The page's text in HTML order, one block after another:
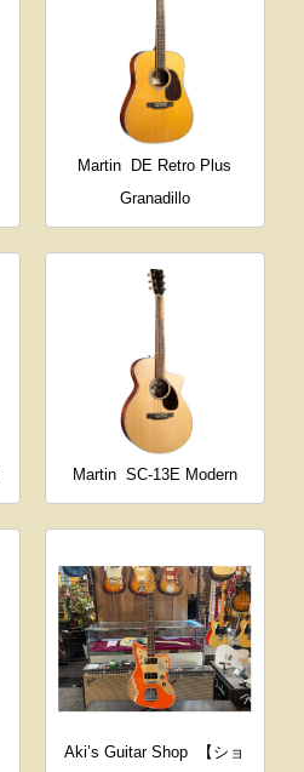
Martin DE Retro Plus
Granadillo
Martin SC-13E Modern
Aki’s Guitar Shop
【ショ